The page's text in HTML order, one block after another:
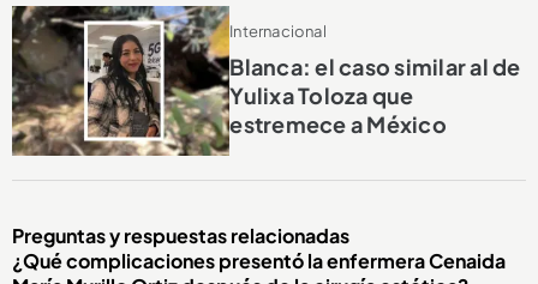
Internacional
Blanca: el caso similar al de
Yulixa Toloza que
estremece a México
Preguntas y respuestas relacionadas
¿Qué complicaciones presentó la enfermeraCenaida